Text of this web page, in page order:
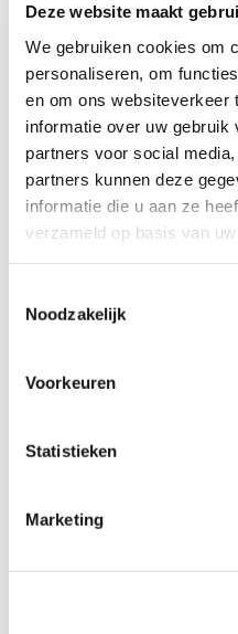
Deze website maakt
We gebruiken cookies om
personaliseren, om
en om ons websiteverkeer
informatie over uw gebruik
partners voor social
partners kunnen deze
informatie die u aan ze
verzameld op basis van
Noodzakelijk
Voorkeuren
Statistieken
Marketing
Het zijn lieve en nette
spelen. Ze helpen hun
huishoudelijke klusjes. De
je te kletsen en ze zijn
graag zien wat ze hebben
tekeningen en
speelgoed, zoals Lego,
gaan ze elke dag naar
Ze fietsen allebei ook graag.
Dat in de buurt
Dat om de